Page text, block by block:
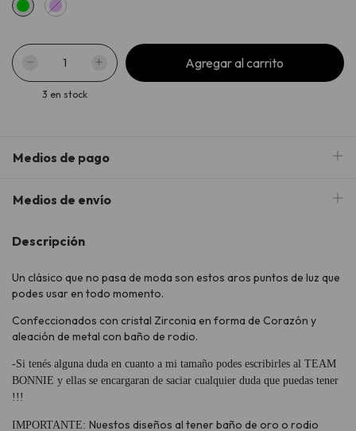
3 en stock
Medios de pago
Medios de envío
Descripción
Un clásico que no pasa de moda son estos aros puntos de luz que
podes usar en todo momento.
Confeccionados con cristal Zirconia en forma de Corazón y
aleación de metal con baño de rodio.
-Si tenés alguna duda en cuanto a mi tamaño podes escribirles al TEAM
BONNIE y ellas se encargaran de saciar cualquier duda que puedas tener
!!!
IMPORTANTE: Nuestos diseños al tener baño de oro o rodio